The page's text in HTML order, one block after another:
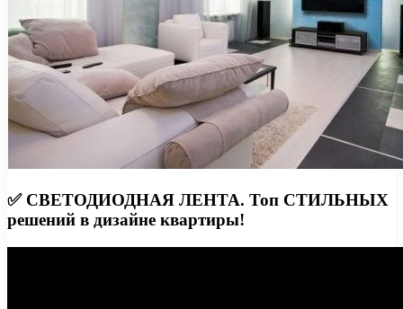
✅ СВЕТОДИОДНАЯ ЛЕНТА. Топ СТИЛЬНЫХ
решений в дизайне квартиры!